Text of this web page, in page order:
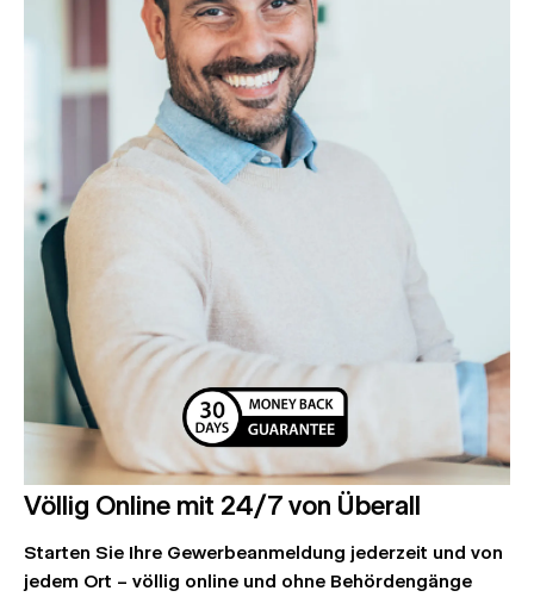
Völlig Online mit 24/7 von Überall
Starten Sie Ihre Gewerbeanmeldung jederzeit und von
jedem Ort – völlig online und ohne Behördengänge